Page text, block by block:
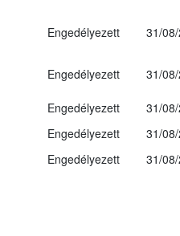
Engedélyezett 31/
Engedélyezett
31/
Engedélyezett
31/
Engedélyezett
31/
Engedélyezett 31/